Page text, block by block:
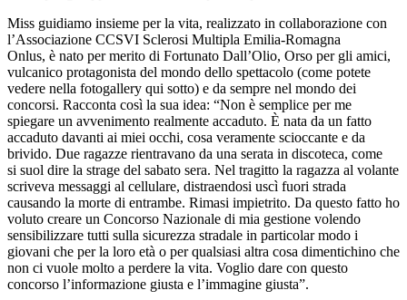
Miss guidiamo insieme per la vita, realizzato in collaborazione con
l’Associazione CCSVI Sclerosi Multipla Emilia-Romagna
Onlus, è nato per merito di Fortunato Dall’Olio, Orso per gli amici,
vulcanico protagonista del mondo dello spettacolo (come potete
vedere nella fotogallery qui sotto) e da sempre nel mondo dei
concorsi. Racconta così la sua idea: “Non è semplice per me
spiegare un avvenimento realmente accaduto. È nata da un fatto
accaduto davanti ai miei occhi, cosa veramente scioccante e da
brivido. Due ragazze rientravano da una serata in discoteca, come
si suol dire la strage del sabato sera. Nel tragitto la ragazza al volante
scriveva messaggi al cellulare, distraendosi uscì fuori strada
causando la morte di entrambe. Rimasi impietrito. Da questo fatto ho
voluto creare un Concorso Nazionale di mia gestione volendo
sensibilizzare tutti sulla sicurezza stradale in particolar modo i
giovani che per la loro età o per qualsiasi altra cosa dimentichino che
non ci vuole molto a perdere la vita. Voglio dare con questo
concorso l’informazione giusta e l’immagine giusta”.